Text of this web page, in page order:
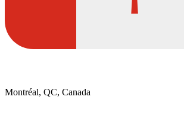
Montréal, QC, Canada